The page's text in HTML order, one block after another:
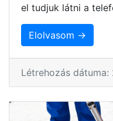
el tudjuk látni a
Elolvasom →
Létrehozás